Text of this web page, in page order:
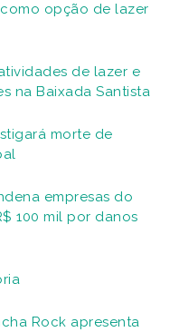
opção de lazer
de lazer e
na Baixada Santista
morte de
empresas do
100 mil por danos
Rock apresenta